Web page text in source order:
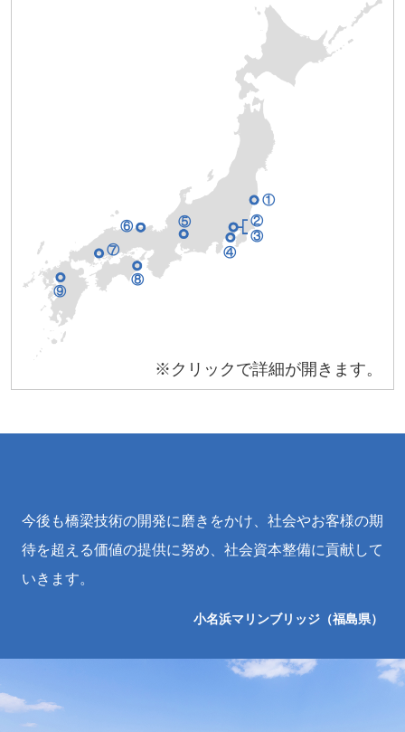
①
②
③
④
⑤
⑥
⑦
⑧
⑨
※クリックで詳細が開きます。
今後も橋梁技術の開発に磨きをかけ、社会やお客様の期
待を超える価値の提供に努め、社会資本整備に貢献して
いきます。
小名浜マリンブリッジ（福島県）